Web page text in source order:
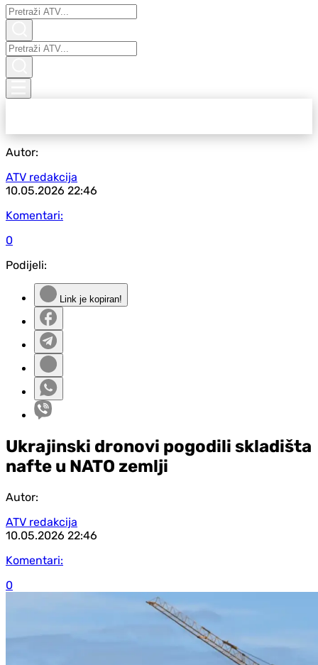
Autor:
ATV redakcija
10.05.2026 22:46
Komentari:
0
Podijeli:
Link je kopiran!
Ukrajinski dronovi pogodili skladišta
nafte u NATO zemlji
Autor:
ATV redakcija
10.05.2026 22:46
Komentari:
0